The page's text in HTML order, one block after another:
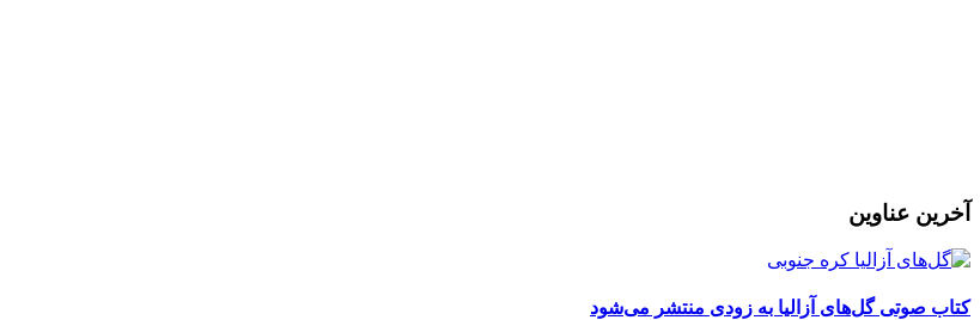
آخرین عناوین
کتاب صوتی گل‌های آزالیا به زودی منتشر می‌شود